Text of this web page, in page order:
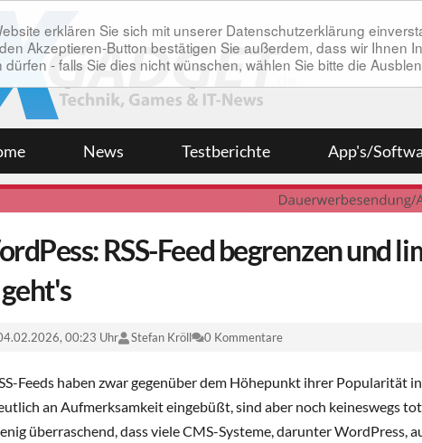
erklären Sie sich mit unserer Datenschutzerklärung
Akzeptieren-Button bestätigen Sie außerdem, dass wir Ihnen
- falls Sie dies nicht wünschen, wählen Sie bitte die
News Testberichte App's/
RSS-Feed begrenzen und
00:23 Uhr Stefan Kröll 0 Kommentare
Feeds haben zwar gegenüber dem Höhepunkt ihrer Popularität
an Aufmerksamkeit eingebüßt, sind aber noch keineswegs
überraschend, dass viele CMS-Systeme, darunter WordPress,